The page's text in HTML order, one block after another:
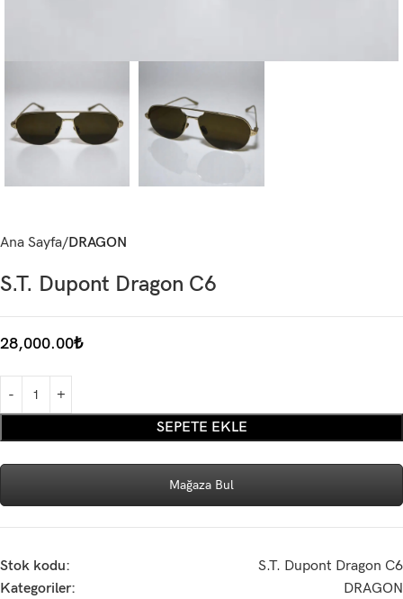
Ana Sayfa DRAGON
S.T. Dupont Dragon C6
28,000.00₺
SEPETE EKLE
Mağaza Bul
Stok kodu:
S.T. Dupont Dragon C6
Kategoriler:
DRAGON